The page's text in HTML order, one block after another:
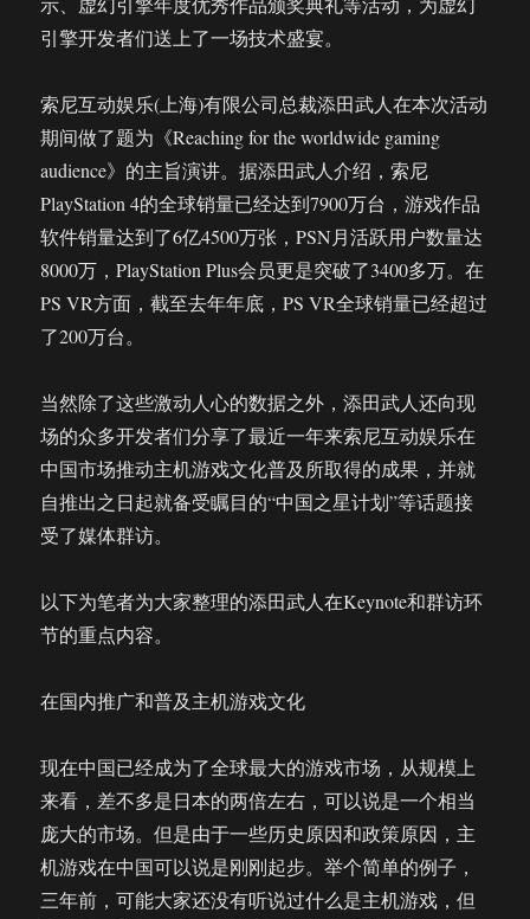
引擎开发者们送上了一场技术盛宴。
索尼互动娱乐(上海)有限公司总裁添田武人在本次活动
期间做了题为《Reaching for the worldwide gaming
audience》的主旨演讲。据添田武人介绍，索尼
PlayStation 4的全球销量已经达到7900万台，游戏作品
软件销量达到了6亿4500万张，PSN月活跃用户数量达
8000万，PlayStation Plus会员更是突破了3400多万。在
PS VR方面，截至去年年底，PS VR全球销量已经超过
了200万台。
当然除了这些激动人心的数据之外，添田武人还向现
场的众多开发者们分享了最近一年来索尼互动娱乐在
中国市场推动主机游戏文化普及所取得的成果，并就
自推出之日起就备受瞩目的“中国之星计划”等话题接
受了媒体群访。
以下为笔者为大家整理的添田武人在Keynote和群访环
节的重点内容。
在国内推广和普及主机游戏文化
现在中国已经成为了全球最大的游戏市场，从规模上
来看，差不多是日本的两倍左右，可以说是一个相当
庞大的市场。但是由于一些历史原因和政策原因，主
机游戏在中国可以说是刚刚起步。举个简单的例子，
三年前，可能大家还没有听说过什么是主机游戏，但